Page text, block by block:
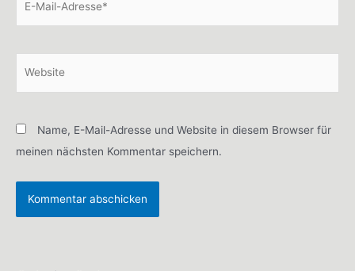
Name, E-Mail-Adresse und Website in diesem Browser für
meinen nächsten Kommentar speichern.